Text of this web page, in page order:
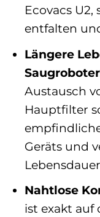
Ecovacs U2,
entfalten
Längere
Austausch
Hauptfilter
Geräts und
Nahtlose
ist exakt auf